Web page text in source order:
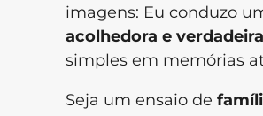
imagens: Eu conduzo
acolhedora e verdadeira
simples em memórias
Seja um ensaio de